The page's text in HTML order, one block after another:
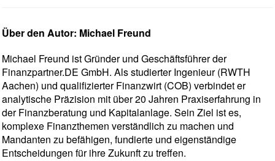
Über den Autor: Michael Freund
Michael Freund ist Gründer und Geschäftsführer der
Finanzpartner.DE GmbH. Als studierter Ingenieur (RWTH
Aachen) und qualifizierter Finanzwirt (COB) verbindet er
analytische Präzision mit über 20 Jahren Praxiserfahrung in
der Finanzberatung und Kapitalanlage. Sein Ziel ist es,
komplexe Finanzthemen verständlich zu machen und
Mandanten zu befähigen, fundierte und eigenständige
Entscheidungen für ihre Zukunft zu treffen.